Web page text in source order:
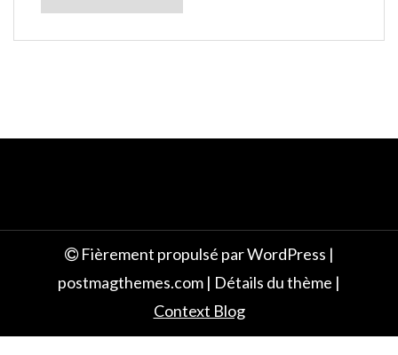
Fièrement propulsé par WordPress |
postmagthemes.com | Détails du thème |
Context Blog